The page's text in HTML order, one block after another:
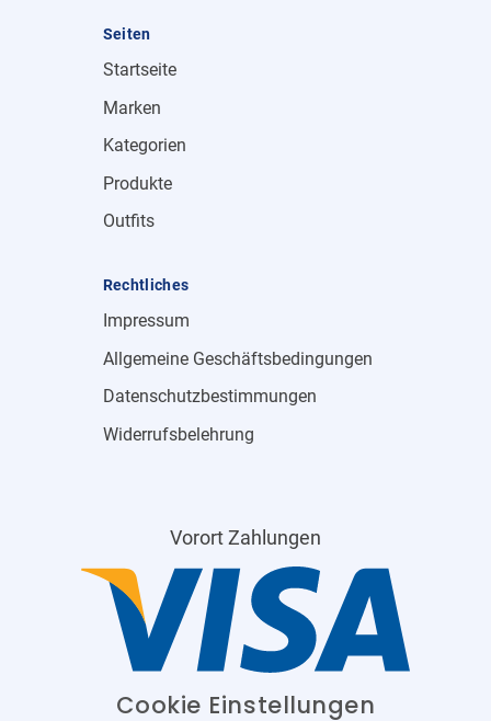
Seiten
Startseite
Marken
Kategorien
Produkte
Outfits
Rechtliches
Impressum
Allgemeine Geschäftsbedingungen
Datenschutzbestimmungen
Widerrufsbelehrung
Vorort Zahlungen
Cookie Einstellungen